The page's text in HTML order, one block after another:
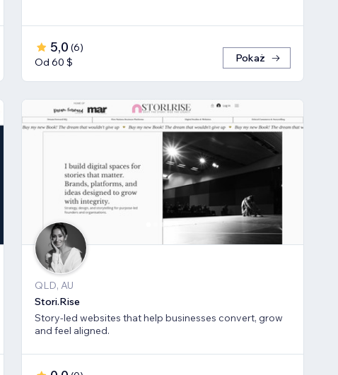
5,0 (6)
Od 60 $
Pokaż
QLD, AU
Stori.Rise
Story-led websites that help businesses convert, grow
and feel aligned.